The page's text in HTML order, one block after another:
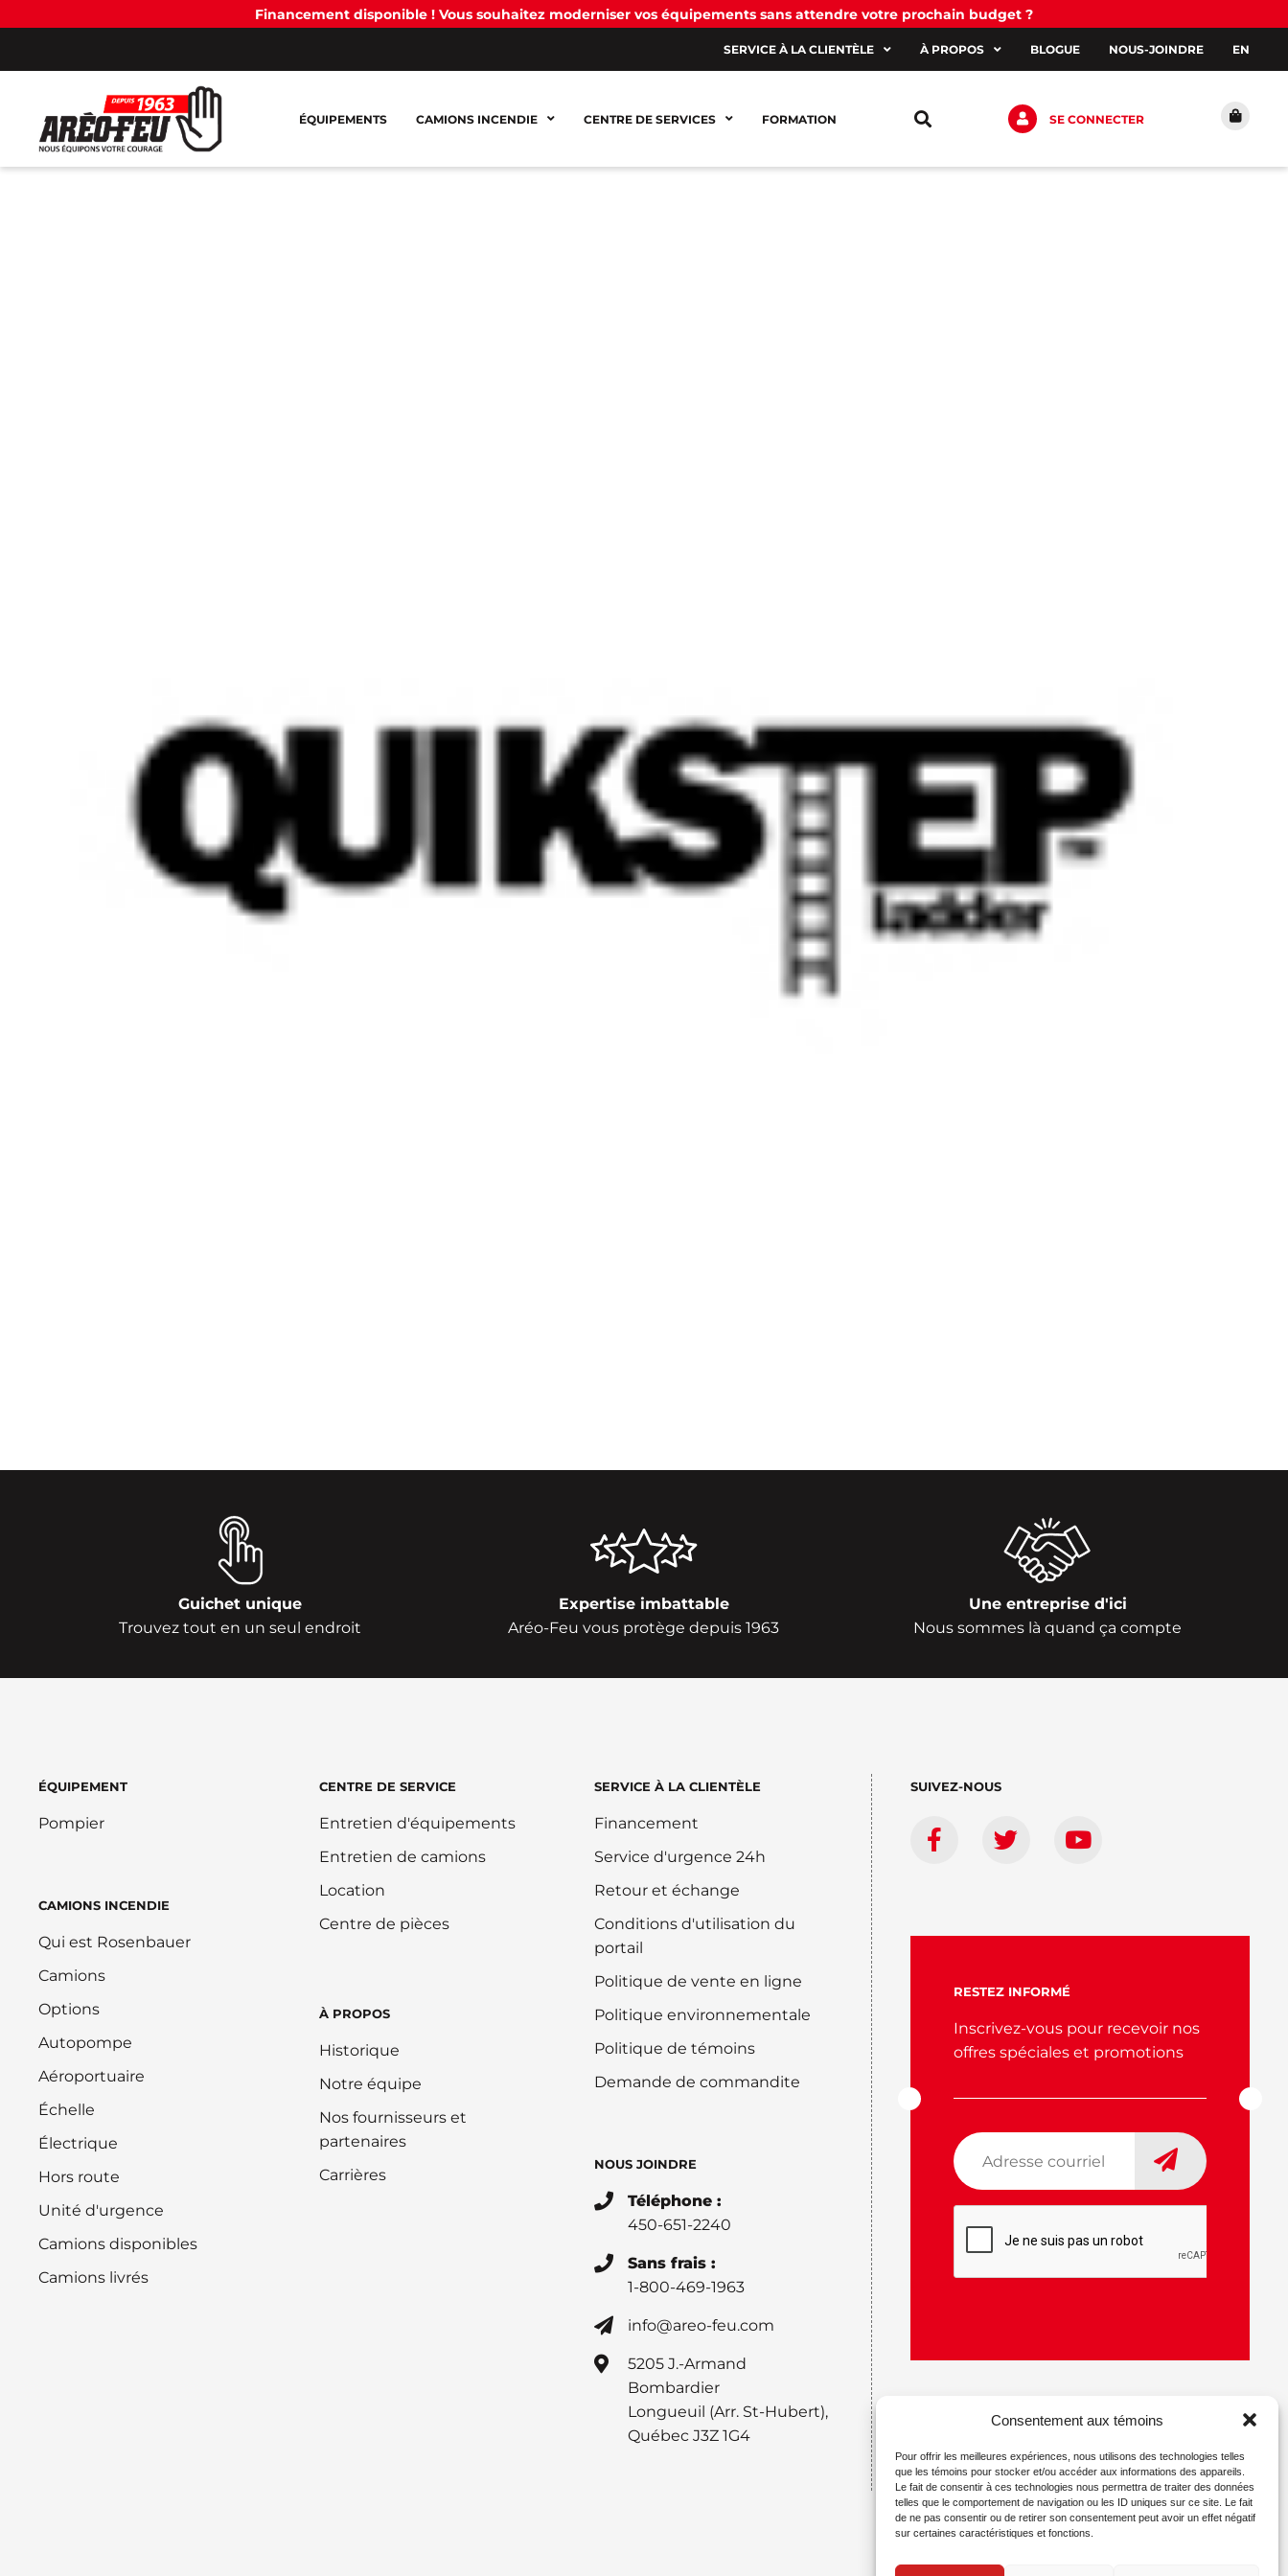
Consentement aux témoins
Pour offrir les meilleures expériences, nous utilisons des technologies telles
que les témoins pour stocker et/ou accéder aux informations des appareils.
Le fait de consentir à ces technologies nous permettra de traiter des données
telles que le comportement de navigation ou les ID uniques sur ce site. Le fait
de ne pas consentir ou de retirer son consentement peut avoir un effet négatif
sur certaines caractéristiques et fonctions.
Financement disponible ! Vous souhaitez moderniser vos équipements sans attendre votre prochain budget ?
SERVICE À LA CLIENTÈLE À PROPOS BLOGUE NOUS-JOINDRE EN
ÉQUIPEMENTS CAMIONS INCENDIE CENTRE DE SERVICES FORMATION SE CONNECTER
Guichet unique
Trouvez tout en un seul endroit
Expertise imbattable
Aréo-Feu vous protège depuis 1963
Une entreprise d'ici
Nous sommes là quand ça compte
ÉQUIPEMENT
Pompier
CAMIONS INCENDIE
Qui est Rosenbauer
Camions
Options
Autopompe
Aéroportuaire
Échelle
Électrique
Hors route
Unité d'urgence
Camions disponibles
Camions livrés
CENTRE DE SERVICE
Entretien d'équipements
Entretien de camions
Location
Centre de pièces
À PROPOS
Historique
Notre équipe
Nos fournisseurs et
partenaires
Carrières
SERVICE À LA CLIENTÈLE
Financement
Service d'urgence 24h
Retour et échange
Conditions d'utilisation du
portail
Politique de vente en ligne
Politique environnementale
Politique de témoins
Demande de commandite
NOUS JOINDRE
Téléphone :
450-651-2240
Sans frais :
1-800-469-1963
info@areo-feu.com
5205 J.-Armand
Bombardier
Longueuil (Arr. St-Hubert),
Québec J3Z 1G4
SUIVEZ-NOUS
RESTEZ INFORMÉ
Inscrivez-vous pour recevoir nos
offres spéciales et promotions
Adresse
courriel